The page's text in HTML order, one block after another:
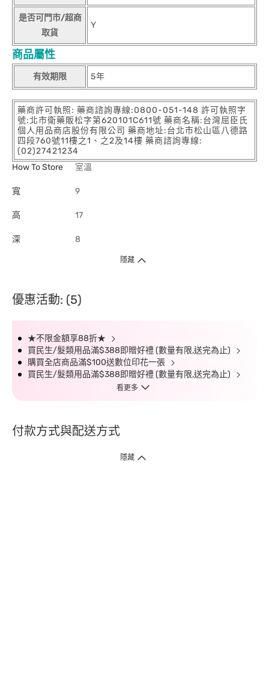
是否可門市/超商
取貨
Y
商品屬性
有效期限 5年
藥商許可執照: 藥商諮詢專線:0800-051-148 許可執照字
號:北市衛藥販松字第620101C611號 藥商名稱:台灣屈臣氏
個人用品商店股份有限公司 藥商地址:台北市松山區八德路
四段760號11樓之1、之2及14樓 藥商諮詢專線:
(02)27421234
How To Store
室溫
寬 9
高 17
深 8
隱藏
優惠活動: (5)
★不限金額享88折★
買民生/髮類用品滿$388即贈好禮 (數量有限,送完為止)
購買全店商品滿$100送數位印花一張
買民生/髮類用品滿$388即贈好禮 (數量有限,送完為止)
看更多
付款方式與配送方式
隱藏